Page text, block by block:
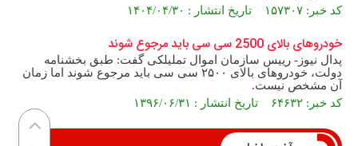
کد خبر: ۱۵۷۳۰۷ تاریخ انتشار : ۱۴۰۴/۰۴/۳۰
خودرو‌های بالای 2500 سی سی باید مرجوع شوند
پدال نیوز- رییس سازمان اموال تملیلکی گفت: طبق بخشنامه
دولت، خودرو‌های بالای ۲۵۰۰ سی سی باید مرجوع شوند اما زمان
آن مشخص نیست.
کد خبر: ۶۴۶۳۲ تاریخ انتشار : ۱۳۹۶/۰۶/۳۱